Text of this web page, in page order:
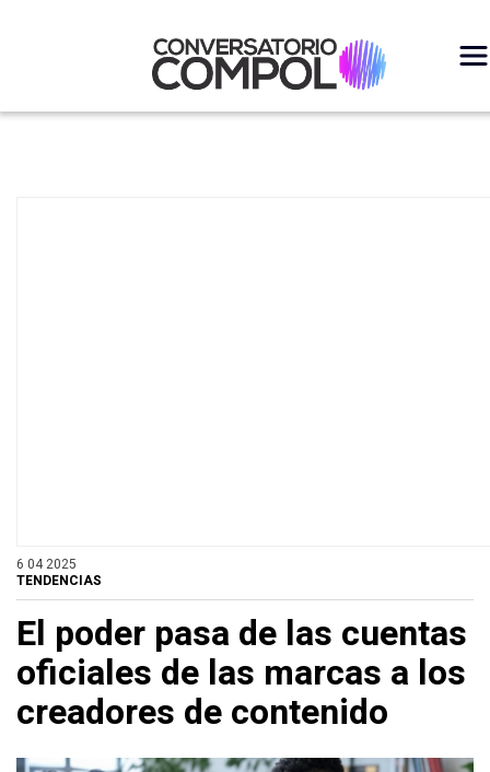
6 04 2025
TENDENCIAS
El poder pasa de las cuentas
oficiales de las marcas a los
creadores de contenido